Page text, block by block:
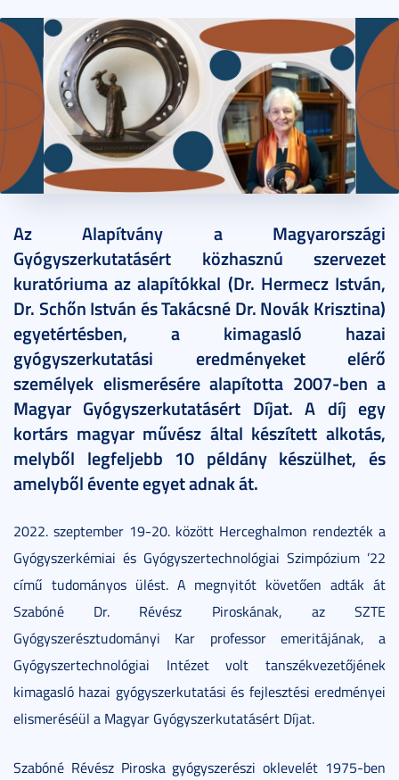
Az Alapítvány a Magyarországi
Gyógyszerkutatásért közhasznú szervezet
kuratóriuma az alapítókkal (Dr. Hermecz István,
Dr. Schőn István és Takácsné Dr. Novák Krisztina)
egyetértésben, a kimagasló hazai
gyógyszerkutatási eredményeket elérő
személyek elismerésére alapította 2007-ben a
Magyar Gyógyszerkutatásért Díjat. A díj egy
kortárs magyar művész által készített alkotás,
melyből legfeljebb 10 példány készülhet, és
amelyből évente egyet adnak át.
2022. szeptember 19-20. között Herceghalmon rendezték a
Gyógyszerkémiai és Gyógyszertechnológiai Szimpózium ’22
című tudományos ülést. A megnyitót követően adták át
Szabóné Dr. Révész Piroskának, az SZTE
Gyógyszerésztudományi Kar professor emeritájának, a
Gyógyszertechnológiai Intézet volt tanszékvezetőjének
kimagasló hazai gyógyszerkutatási és fejlesztési eredményei
elismeréséül a Magyar Gyógyszerkutatásért Díjat.
Szabóné Révész Piroska gyógyszerészi oklevelét 1975-ben